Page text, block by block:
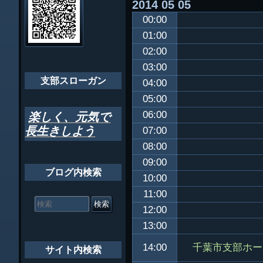
ビ
ゲ
ー
ョ
ン
千葉市支部組
2014 05 05
00:00
01:00
02:00
03:00
04:00
05:00
06:00
07:00
08:00
09:00
10:00
11:00
12:00
13:00
14:00
千葉市支部ホ
支部スローガン
楽しく、元気で
長生きしよう
ブログ内検索
索
サイト内検索